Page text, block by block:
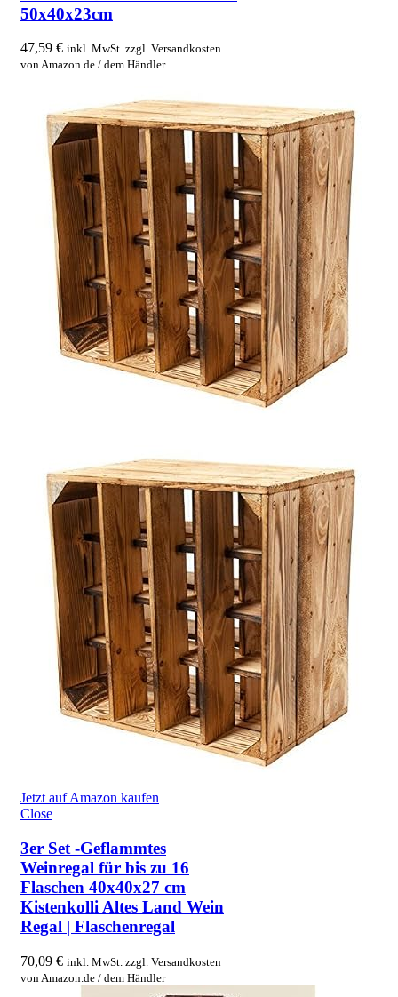
50x40x23cm
47,59 € inkl. MwSt. zzgl. Versandkosten
von Amazon.de / dem Händler
Jetzt auf Amazon kaufen
Close
3er Set -Geflammtes
Weinregal für bis zu 16
Flaschen 40x40x27 cm
Kistenkolli Altes Land Wein
Regal | Flaschenregal
70,09 € inkl. MwSt. zzgl. Versandkosten
von Amazon.de / dem Händler